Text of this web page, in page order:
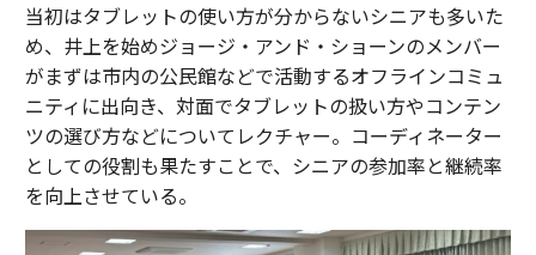
当初はタブレットの使い方が分からないシニアも多いた
め、井上を始めジョージ・アンド・ショーンのメンバー
がまずは市内の公民館などで活動するオフラインコミュ
ニティに出向き、対面でタブレットの扱い方やコンテン
ツの選び方などについてレクチャー。コーディネーター
としての役割も果たすことで、シニアの参加率と継続率
を向上させている。